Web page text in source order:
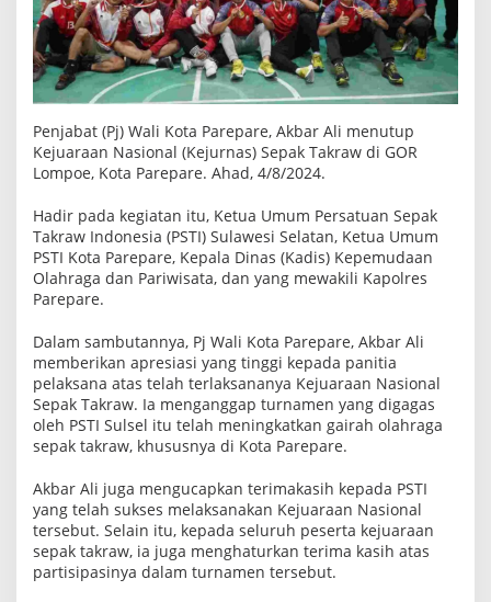
e
j
u
r
n
a
s
S
e
p
a
T
a
k
r
a
w
Penjabat (Pj) Wali Kota Parepare, Akbar Ali menutup
Kejuaraan Nasional (Kejurnas) Sepak Takraw di GOR
Lompoe, Kota Parepare. Ahad, 4/8/2024.
Hadir pada kegiatan itu, Ketua Umum Persatuan Sepak
Takraw Indonesia (PSTI) Sulawesi Selatan, Ketua Umum
PSTI Kota Parepare, Kepala Dinas (Kadis) Kepemudaan
Olahraga dan Pariwisata, dan yang mewakili Kapolres
Parepare.
Dalam sambutannya, Pj Wali Kota Parepare, Akbar Ali
memberikan apresiasi yang tinggi kepada panitia
pelaksana atas telah terlaksananya Kejuaraan Nasional
Sepak Takraw. Ia menganggap turnamen yang digagas
oleh PSTI Sulsel itu telah meningkatkan gairah olahraga
sepak takraw, khususnya di Kota Parepare.
Akbar Ali juga mengucapkan terimakasih kepada PSTI
yang telah sukses melaksanakan Kejuaraan Nasional
tersebut. Selain itu, kepada seluruh peserta kejuaraan
sepak takraw, ia juga menghaturkan terima kasih atas
partisipasinya dalam turnamen tersebut.